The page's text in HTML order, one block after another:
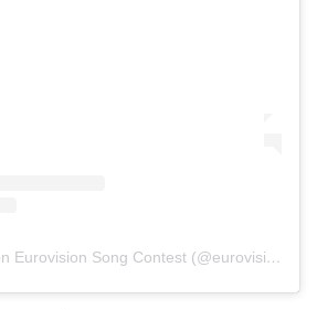
Ein Beitrag geteilt von Eurovision Song Contest (@eurovision)